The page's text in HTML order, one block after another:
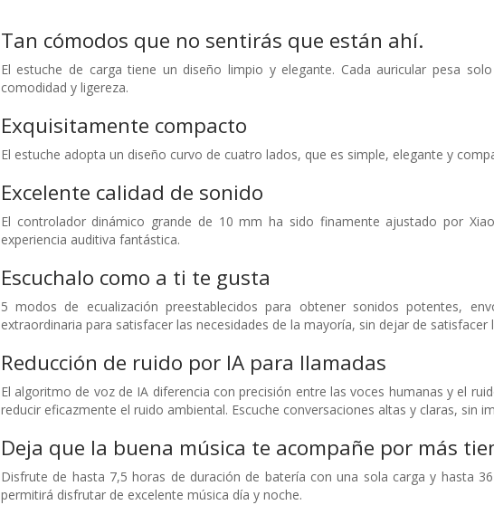
Tan cómodos que no sentirás que están ahí.
El estuche de carga tiene un diseño limpio y elegante. Cada auricular pesa
comodidad y ligereza.
Exquisitamente compacto
El estuche adopta un diseño curvo de cuatro lados, que es simple, elegante y
Excelente calidad de sonido
El controlador dinámico grande de 10 mm ha sido finamente ajustado por
experiencia auditiva fantástica.
Escuchalo como a ti te gusta
5 modos de ecualización preestablecidos para obtener sonidos potentes,
extraordinaria para satisfacer las necesidades de la mayoría, sin dejar de satisfacer
Reducción de ruido por IA para llamadas
El algoritmo de voz de IA diferencia con precisión entre las voces humanas y el
reducir eficazmente el ruido ambiental. Escuche conversaciones altas y claras, sin
Deja que la buena música te acompañe por más
Disfrute de hasta 7,5 horas de duración de batería con una sola carga y hasta
permitirá disfrutar de excelente música día y noche.